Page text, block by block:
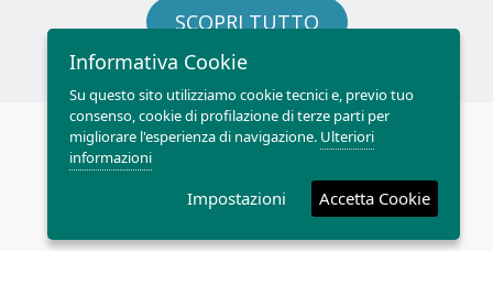
SCOPRI TUTTO
DICONO DI NOI
Informativa Cookie
Su questo sito utilizziamo cookie tecnici e, previo tuo
consenso, cookie di profilazione di terze parti per
migliorare l'esperienza di navigazione. Ulteriori
informazioni
Impostazioni Accetta Cookie